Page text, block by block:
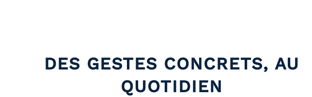
DES GESTES CONCRETS, AU
QUOTIDIEN